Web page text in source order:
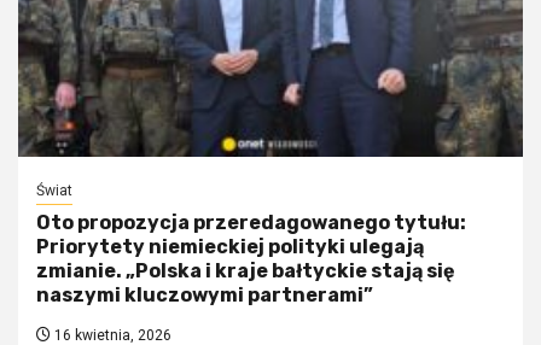
Świat
Oto propozycja przeredagowanego tytułu:
Priorytety niemieckiej polityki ulegają
zmianie. „Polska i kraje bałtyckie stają się
naszymi kluczowymi partnerami”
16 kwietnia, 2026